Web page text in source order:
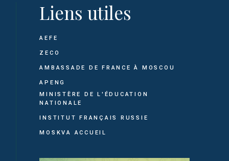
Liens utiles
AEFE
ZECO
AMBASSADE DE FRANCE À MOSCOU
APENG
MINISTÈRE DE L'ÉDUCATION
NATIONALE
INSTITUT FRANÇAIS RUSSIE
MOSKVA ACCUEIL